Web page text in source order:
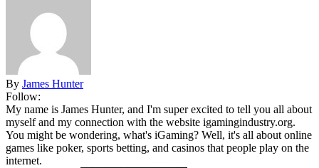
By James Hunter
Follow:
My name is James Hunter, and I'm super excited to tell you all about
myself and my connection with the website igamingindustry.org.
You might be wondering, what's iGaming? Well, it's all about online
games like poker, sports betting, and casinos that people play on the
internet.